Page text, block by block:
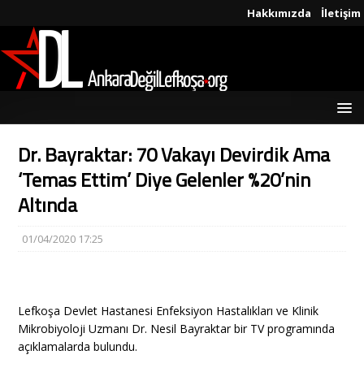
Hakkımızda İletişim
Dr. Bayraktar: 70 Vakayı Devirdik Ama
‘Temas Ettim’ Diye Gelenler %20’nin
Altında
01/04/2020 17:25
Lefkoşa Devlet Hastanesi Enfeksiyon Hastalıkları ve Klinik
Mikrobiyoloji Uzmanı Dr. Nesil Bayraktar bir TV programında
açıklamalarda bulundu.